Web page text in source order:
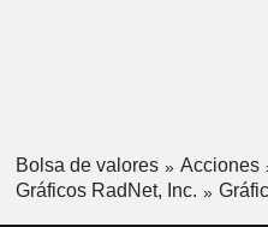
Bolsa de valores Acciones
Gráficos RadNet, Inc.